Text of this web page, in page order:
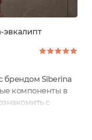
брендом Siberina
компоненты в
с
, очень